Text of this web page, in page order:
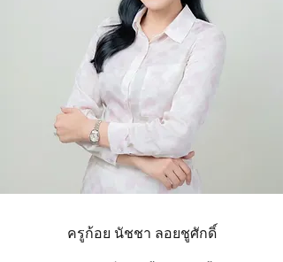
ครูก้อย นัชชา ลอยชูศักดิ์